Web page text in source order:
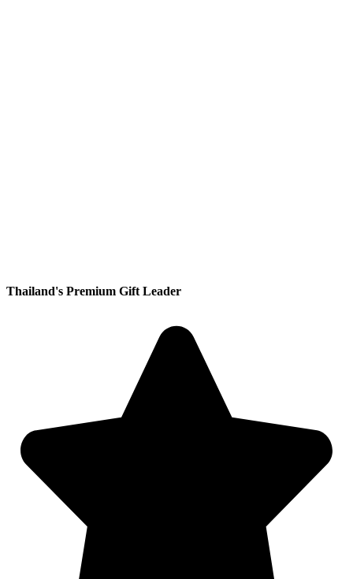
Thailand's Premium Gift Leader